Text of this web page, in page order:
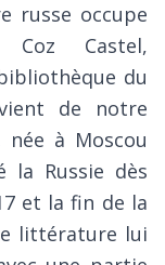
russe occupe
Castel,
du
de notre
née à Moscou
la Russie dès
et la fin de la
littérature lui